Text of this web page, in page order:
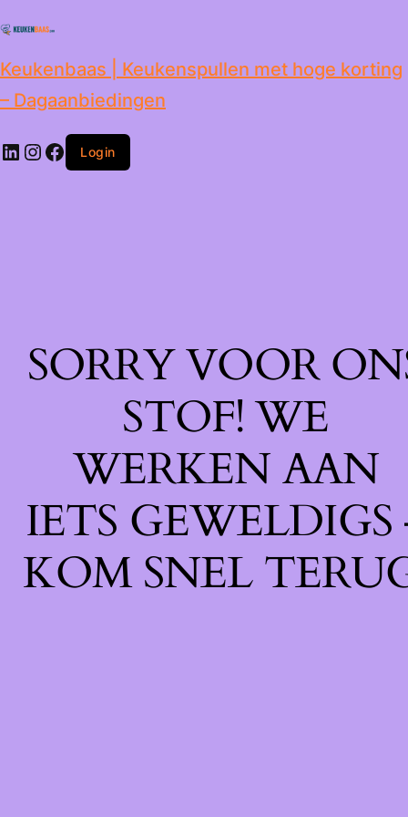
inhoud
Keukenbaas | Keukenspullen met hoge korting
– Dagaanbiedingen
Login
SORRY VOOR
STOF! WE
WERKEN AAN
IETS GEWELDIGS
KOM SNEL